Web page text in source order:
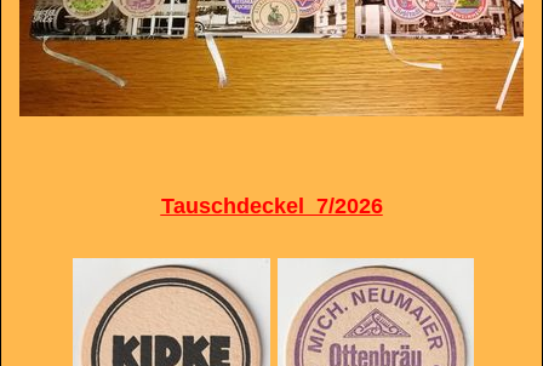
Tauschdeckel 7/2026